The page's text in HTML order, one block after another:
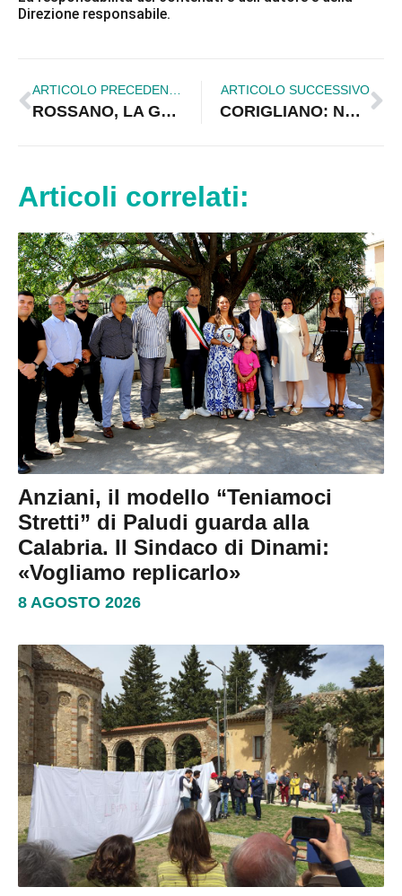
Direzione responsabile.
ROSSANO, LA GRILLINA DALILA NESCI VISITA L’OSPEDALE
ARTICOLO SUCCESSIVO
CORIGLIANO: NUOVO SBARCO, GERACI INSORGE. L’ARRIVO IN GIORNATA
Articoli correlati:
Anziani, il modello “Teniamoci
Stretti” di Paludi guarda alla
Calabria. Il Sindaco di Dinami:
«Vogliamo replicarlo»
8 AGOSTO 2026